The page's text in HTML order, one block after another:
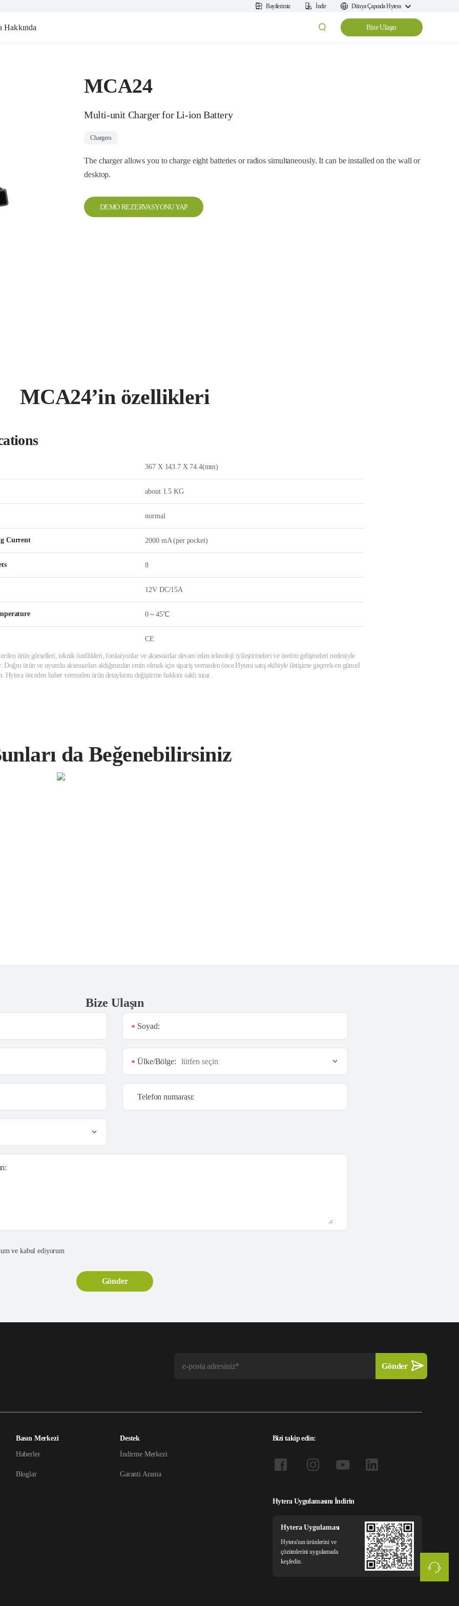
Bayilerimiz İndir Dünya Çapında Hytera
Hakkında Bize Ulaşın
MCA24
Multi-unit Charger for Li-ion Battery
Chargers
The charger allows you to charge eight batteries or radios simultaneously. It can be installed on the wall or
desktop.
DEMO REZERVASYONU YAP
MCA24’in özellikleri
367 X 143.7 X 74.4(mm)
about 1.5 KG
normal
Current 2000 mA (per pocket)
8
12V DC/15A
0～45℃
CE
ürün görselleri, teknik özellikleri, fonksiyonlar ve aksesuarlar devam eden teknoloji iyileştirmeleri ve üretim gelişmeleri nedeniyle
Doğru ürün ve uyumlu aksesuarları aldığınızdan emin olmak için sipariş vermeden önce Hytera satış ekibiyle iletişime geçerek en güncel
Hytera önceden haber vermeden ürün detaylarını değiştirme hakkını saklı tutar.
da Beğenebilirsiniz
Bize Ulaşın
Soyad:
*
Ülke/Bölge:
*
Telefon numarası:
ve kabul ediyorum
Basın Merkezi
Haberler
Bloglar
Destek
İndirme Merkezi
Garanti Arama
Bizi takip edin:
Hytera Uygulamasını İndirin
Hytera Uygulaması
Hytera'nın ürünlerini ve
çözümlerini uygulamada
keşfedin.